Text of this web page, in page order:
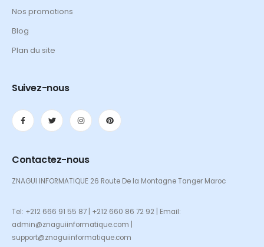
Nos promotions
Blog
Plan du site
Suivez-nous
Contactez-nous
ZNAGUI INFORMATIQUE 26 Route De la Montagne Tanger Maroc
Tel: +212 666 91 55 87 | +212 660 86 72 92 | Email:
admin@znaguiinformatique.com |
support@znaguiinformatique.com